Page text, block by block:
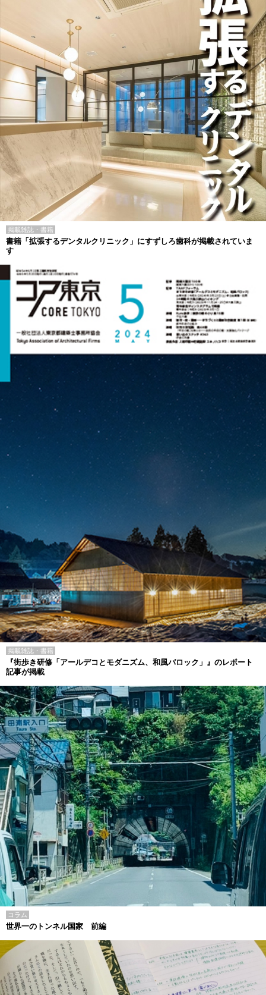
掲載雑誌・書籍
書籍「拡張するデンタルクリニック」にすずしろ歯科が掲載されていま
す
掲載雑誌・書籍
『街歩き研修「アールデコとモダニズム、和風バロック」』のレポート
記事が掲載
コラム
世界一のトンネル国家 前編